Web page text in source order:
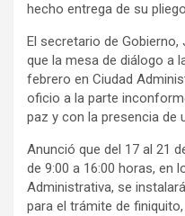
hecho entrega de su
El secretario de
que la mesa de diálogo a
febrero en Ciudad
oficio a la parte
paz y con la presencia de
Anunció que del 17 al 21
de 9:00 a 16:00 horas, en
Administrativa, se
para el trámite de